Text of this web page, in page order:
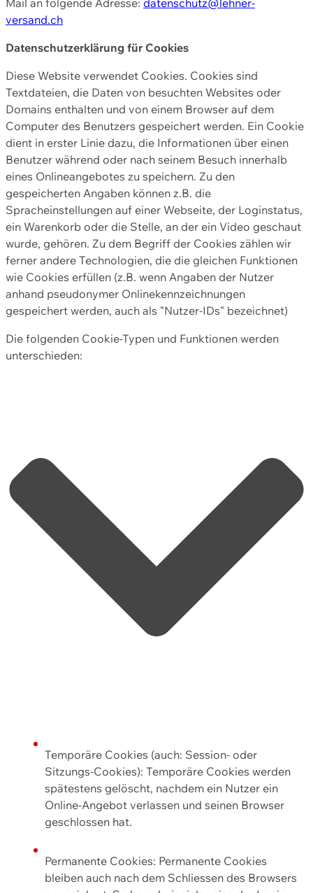
versand.ch
Datenschutzerklärung für Cookies
Diese Website verwendet Cookies. Cookies sind
Textdateien, die Daten von besuchten Websites oder
Domains enthalten und von einem Browser auf dem
Computer des Benutzers gespeichert werden. Ein Cookie
dient in erster Linie dazu, die Informationen über einen
Benutzer während oder nach seinem Besuch innerhalb
eines Onlineangebotes zu speichern. Zu den
gespeicherten Angaben können z.B. die
Spracheinstellungen auf einer Webseite, der Loginstatus,
ein Warenkorb oder die Stelle, an der ein Video geschaut
wurde, gehören. Zu dem Begriff der Cookies zählen wir
ferner andere Technologien, die die gleichen Funktionen
wie Cookies erfüllen (z.B. wenn Angaben der Nutzer
anhand pseudonymer Onlinekennzeichnungen
gespeichert werden, auch als "Nutzer-IDs" bezeichnet)
Die folgenden Cookie-Typen und Funktionen werden
unterschieden:
Temporäre Cookies (auch: Session- oder
Sitzungs-Cookies): Temporäre Cookies werden
spätestens gelöscht, nachdem ein Nutzer ein
Online-Angebot verlassen und seinen Browser
geschlossen hat.
Permanente Cookies: Permanente Cookies
bleiben auch nach dem Schliessen des Browsers